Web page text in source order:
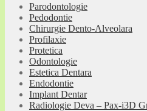
Parodontologie
Pedodontie
Chirurgie Dento-Alveolara
Profilaxie
Protetica
Odontologie
Estetica Dentara
Endodontie
Implant Dentar
Radiologie Deva – Pax-i3D